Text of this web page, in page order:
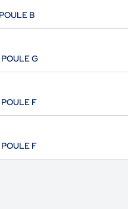
B
POULE G
POULE F
POULE F